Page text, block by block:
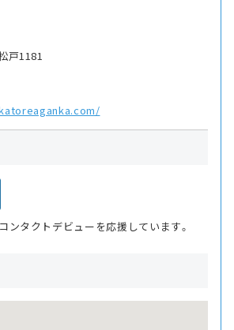
戸1181
ンタクトデビューを応援しています。